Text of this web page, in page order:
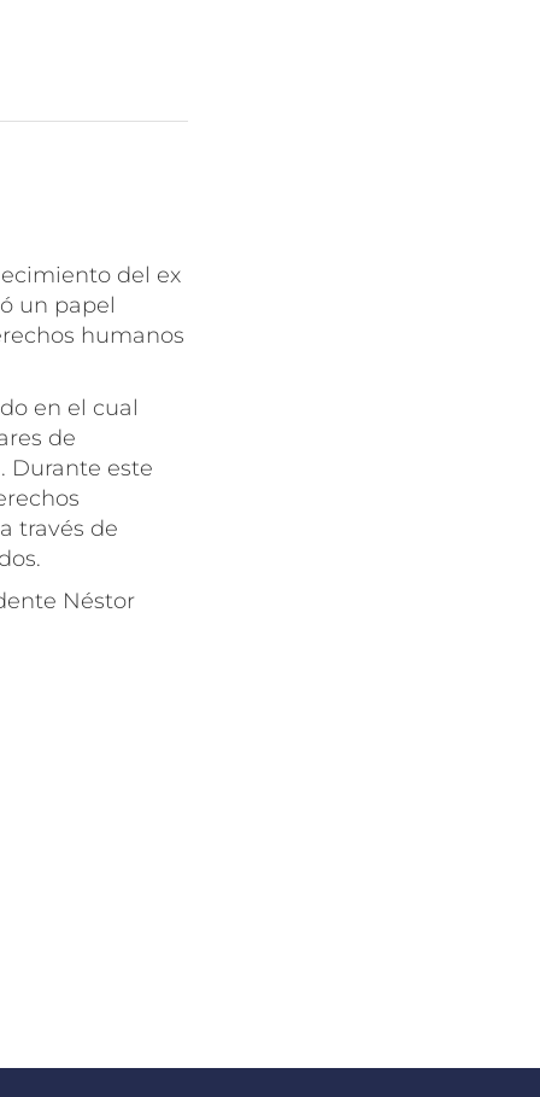
del ex
un papel
humanos
en el cual
de
Durante este
través de
Néstor